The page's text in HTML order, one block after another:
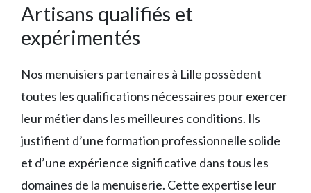
Artisans qualifiés et
expérimentés
Nos menuisiers partenaires à Lille possèdent
toutes les qualifications nécessaires pour exercer
leur métier dans les meilleures conditions. Ils
justifient d’une formation professionnelle solide
et d’une expérience significative dans tous les
domaines de la menuiserie. Cette expertise leur